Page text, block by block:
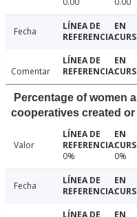
Fecha
Comentar
Percentage of women
cooperatives created
Valor
0%
0%
Fecha